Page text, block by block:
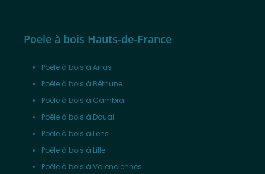
Poele à bois Hauts-de-France
Poêle à bois à Arras
Poêle à bois à Béthune
Poêle à bois à Cambrai
Poêle à bois à Douai
Poêle à bois à Lens
Poêle à bois à Lille
Poêle à bois à Valenciennes